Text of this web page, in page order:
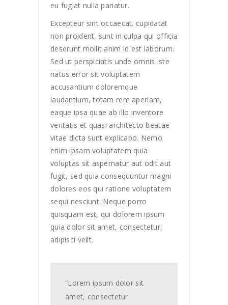
eu fugiat nulla pariatur.
Excepteur sint occaecat. cupidatat
non proident, sunt in culpa qui officia
deserunt mollit anim id est laborum.
Sed ut perspiciatis unde omnis iste
natus error sit voluptatem
accusantium doloremque
laudantium, totam rem aperiam,
eaque ipsa quae ab illo inventore
veritatis et quasi architecto beatae
vitae dicta sunt explicabo. Nemo
enim ipsam voluptatem quia
voluptas sit aspernatur aut odit aut
fugit, sed quia consequuntur magni
dolores eos qui ratione voluptatem
sequi nesciunt. Neque porro
quisquam est, qui dolorem ipsum
quia dolor sit amet, consectetur,
adipisci velit.
“Lorem ipsum dolor sit
amet, consectetur